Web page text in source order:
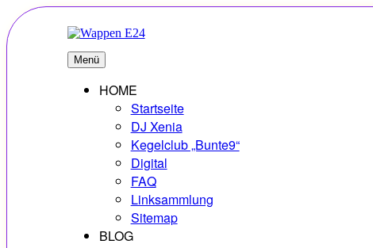
Zum
Inhalt
springen
E24
Erlebnisse – Hobbys – Vielfalt
Menü
HOME
Startseite
DJ Xenia
Kegelclub „Bunte9“
Digital
FAQ
Linksammlung
Sitemap
BLOG